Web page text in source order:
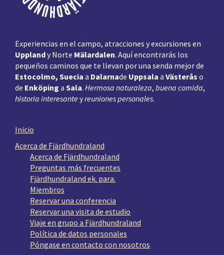
Experiencias en el campo, atracciones y excursiones en
Upplandy Norte Mälardalen. Aquí encontrarás los
pequeños caminos que te llevan por una senda mejor de
Estocolmo, Suecia a Dalarnade Uppsala a Västerås o
de Enköping a Sala. Hermosa naturaleza, buena comida,
historia interesante yreuniones personales.
Inicio
Acerca de Fjärdhundraland
Acerca de Fjärdhundraland
Preguntas más frecuentes
Fjärdhundraland ek. para.
Miembros
Reservar una conferencia
Reservar una visita de estudio
Viaje en grupo a Fjärdhundraland
Política de datos personales
Póngase en contacto con nosotros